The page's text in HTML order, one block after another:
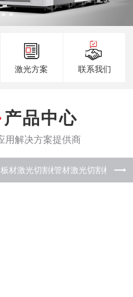
激光方案 联系我们
产品中心
板材激光 管材激光 板管